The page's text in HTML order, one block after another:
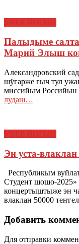
Палыдыме
Марий Элыш
Александровский
шӱгарже гыч тул
миссийым
лудаш…
Эн уста-влаклан
Республикым
Студент шошо-2025»
концертыштыже эн
влаклан 50000
Добавить
Для отправки